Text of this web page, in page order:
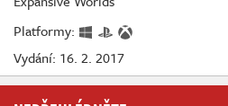
Platformy:
Vydání: 16. 2. 2017